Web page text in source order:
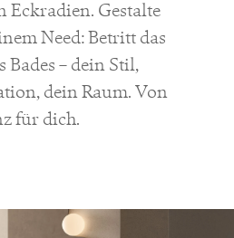
Gestalte
Need: Betritt das
Bades – dein Stil,
dein Raum. Von
für dich.